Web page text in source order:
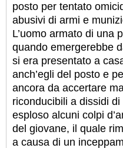
posto per tentato
abusivi di armi e
L’uomo armato di una
quando emergerebbe
si era presentato a
anch’egli del posto e
ancora da accertare
riconducibili a dissidi
esploso alcuni colpi
del giovane, il quale
a causa di un